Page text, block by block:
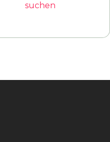
suchen